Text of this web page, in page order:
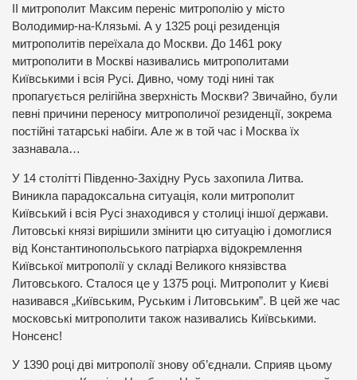
ІІ митрополит Максим переніс митрополію у місто
Володимир-на-Клязьмі. А у 1325 році резиденція
митрополитів переїхала до Москви. До 1461 року
митрополити в Москві називались митрополитами
Київськими і всія Русі. Дивно, чому тоді нині так
пропагується релігійна зверхність Москви? Звичайно, були
певні причини переносу митрополичої резиденції, зокрема
постійні татарські набіги. Але ж в той час і Москва їх
зазнавала…
У 14 столітті Південно-Західну Русь захопила Литва.
Виникла парадоксальна ситуація, коли митрополит
Київський і всія Русі знаходився у столиці іншої держави.
Литовські князі вирішили змінити цю ситуацію і домоглися
від Константинопольського патріарха відокремлення
Київської митрополії у складі Великого князівства
Литовського. Сталося це у 1375 році. Митрополит у Києві
називався „Київським, Руським і Литовським”. В цей же час
московські митрополити також називались Київськими.
Нонсенс!
У 1390 році дві митрополії знову об’єднали. Сприяв цьому